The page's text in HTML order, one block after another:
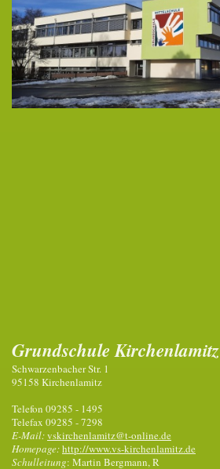
Grundschule Kirchenlamitz
Schwarzenbacher Str. 1
95158 Kirchenlamitz
Telefon 09285 - 1495
Telefax 09285 - 7298
E-Mail:vskirchenlamitz@t-online.de
Homepage:http://www.vs-kirchenlamitz.de
Schulleitung: Martin Bergmann, R